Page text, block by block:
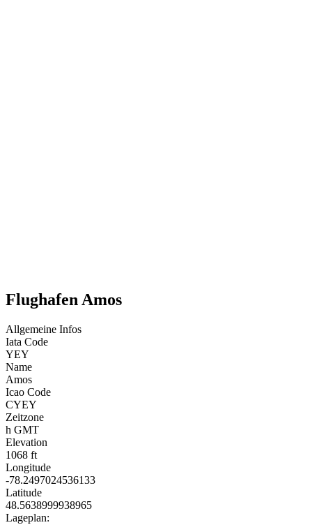
Flughafen Amos
Allgemeine Infos
Iata Code
YEY
Name
Amos
Icao Code
CYEY
Zeitzone
h GMT
Elevation
1068 ft
Longitude
-78.2497024536133
Latitude
48.5638999938965
Lageplan: